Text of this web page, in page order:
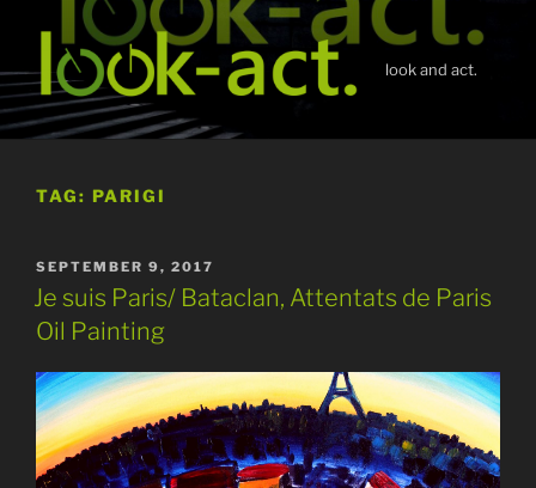
content
look and act.
TAG: PARIGI
POSTED
ON
SEPTEMBER 9, 2017
Je suis Paris/ Bataclan, Attentats de Paris
Oil Painting